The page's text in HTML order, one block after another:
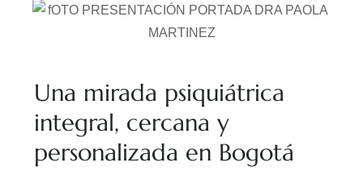
Una mirada psiquiátrica
integral, cercana y
personalizada en Bogotá